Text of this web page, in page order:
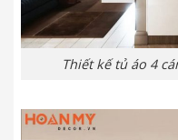
Thiết kế tủ áo 4